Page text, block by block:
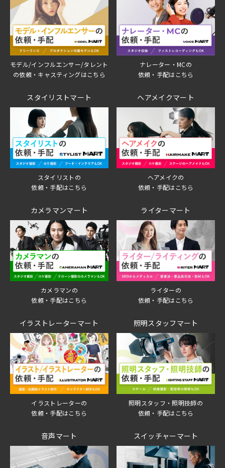
モデル/インフルエンサー/タレント
の依頼・キャスティングはこちら
ナレーター・MCの
依頼・手配はこちら
スタイリストマート
スタイリストの
依頼・手配はこちら
ヘアメイクマート
ヘアメイクの
依頼・手配はこちら
カメラマンマート
カメラマンの
依頼・手配はこちら
ライターマート
ライターの
依頼・手配はこちら
イラストレーターマート
イラストレーターの
依頼・手配はこちら
照明スタッフマート
照明スタッフ・照明技師の
依頼・手配はこちら
音声マート スイッチャーマート